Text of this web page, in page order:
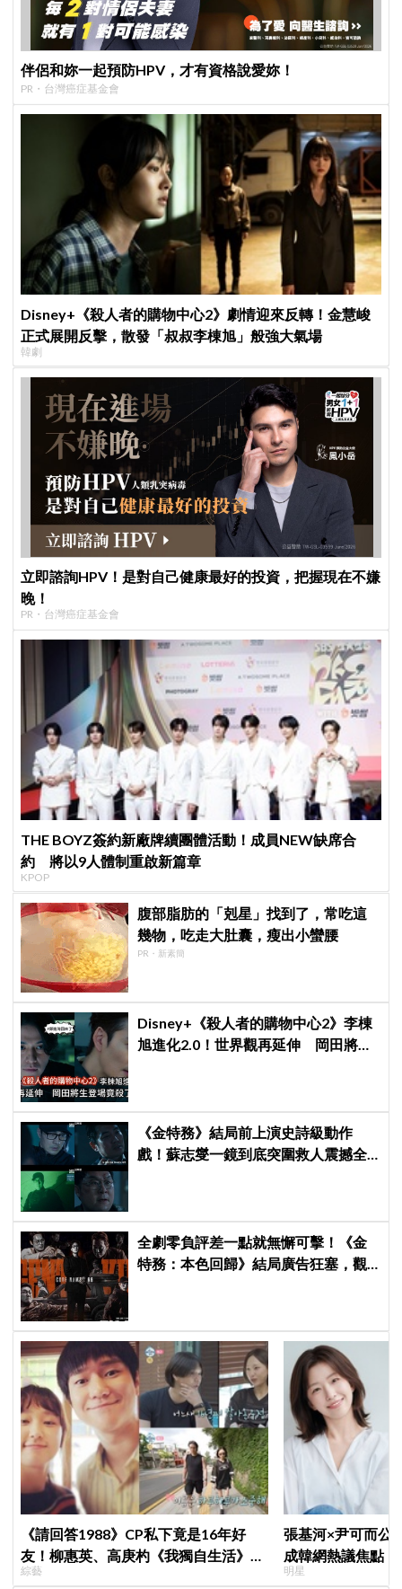
伴侶和妳一起預防HPV，才有資格說愛妳！
PR・台灣癌症基金會
Disney+《殺人者的購物中心2》劇情迎來反轉！金慧峻
正式展開反擊，散發「叔叔李棟旭」般強大氣場
韓劇
立即諮詢HPV！是對自己健康最好的投資，把握現在不嫌
晚！
PR・台灣癌症基金會
THE BOYZ簽約新廠牌續團體活動！成員NEW缺席合
約 將以9人體制重啟新篇章
KPOP
腹部脂肪的「剋星」找到了，常吃這
幾物，吃走大肚囊，瘦出小蠻腰
PR・新素簡
Disney+《殺人者的購物中心2》李棟
旭進化2.0！世界觀再延伸 岡田將生
《金特務》結局前上演史詩級動作
戲！蘇志燮一鏡到底突圍救人震撼全
全劇零負評差一點就無懈可擊！《金
特務：本色回歸》結局廣告狂塞，觀
《請回答1988》CP私下竟是16年好
友！柳惠英、高庚杓《我獨自生活》預
告公開，暖心互動掀回憶殺
綜藝
張基河×尹可而公
成韓網熱議焦點
媽僅差5歲」
明星